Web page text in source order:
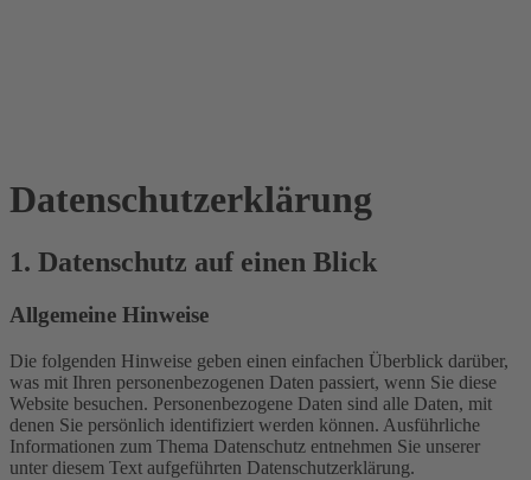
Datenschutz­erklärung
1. Datenschutz auf einen Blick
Allgemeine Hinweise
Die folgenden Hinweise geben einen einfachen Überblick darüber,
was mit Ihren personenbezogenen Daten passiert, wenn Sie diese
Website besuchen. Personenbezogene Daten sind alle Daten, mit
denen Sie persönlich identifiziert werden können. Ausführliche
Informationen zum Thema Datenschutz entnehmen Sie unserer
unter diesem Text aufgeführten Datenschutzerklärung.